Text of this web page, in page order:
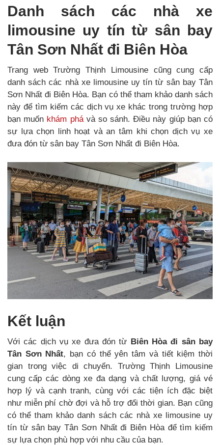
Danh sách các nhà xe
limousine uy tín từ sân bay
Tân Sơn Nhất đi Biên Hòa
Trang web Trường Thịnh Limousine cũng cung cấp
danh sách các nhà xe limousine uy tín từ sân bay Tân
Sơn Nhất đi Biên Hòa. Bạn có thể tham khảo danh sách
này để tìm kiếm các dịch vụ xe khác trong trường hợp
bạn muốn khám phávà so sánh. Điều này giúp bạn có
sự lựa chọn linh hoạt và an tâm khi chọn dịch vụ xe
đưa đón từ sân bay Tân Sơn Nhất đi Biên Hòa.
Kết luận
Với các dịch vụ xe đưa đón từ Biên Hòa đi sân bay
Tân Sơn Nhất, bạn có thể yên tâm và tiết kiệm thời
gian trong việc di chuyển. Trường Thịnh Limousine
cung cấp các dòng xe đa dạng và chất lượng, giá vé
hợp lý và cạnh tranh, cùng với các tiện ích đặc biệt
như miễn phí chờ đợi và hỗ trợ đổi thời gian. Bạn cũng
có thể tham khảo danh sách các nhà xe limousine uy
tín từ sân bay Tân Sơn Nhất đi Biên Hòa để tìm kiếm
sự lựa chọn phù hợp với nhu cầu của bạn.